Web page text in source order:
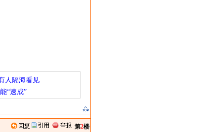
人隔海看见
“速成”
第2楼